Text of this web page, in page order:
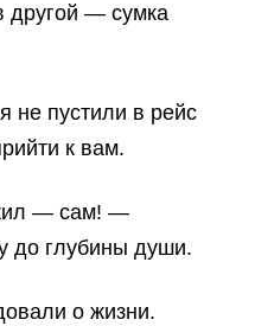
другой — сумка
пустили в рейс
к вам.
— сам! —
до глубины души.
о жизни.